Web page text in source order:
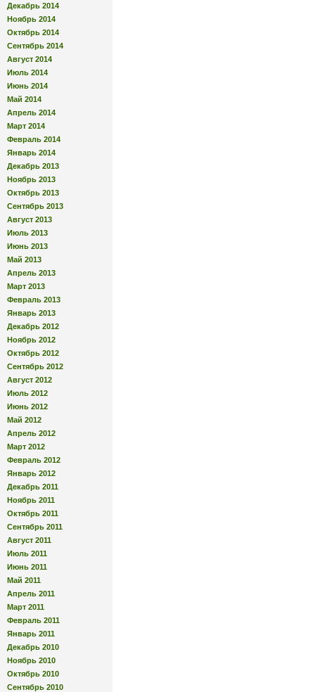
Декабрь 2014
Ноябрь 2014
Октябрь 2014
Сентябрь 2014
Август 2014
Июль 2014
Июнь 2014
Май 2014
Апрель 2014
Март 2014
Февраль 2014
Январь 2014
Декабрь 2013
Ноябрь 2013
Октябрь 2013
Сентябрь 2013
Август 2013
Июль 2013
Июнь 2013
Май 2013
Апрель 2013
Март 2013
Февраль 2013
Январь 2013
Декабрь 2012
Ноябрь 2012
Октябрь 2012
Сентябрь 2012
Август 2012
Июль 2012
Июнь 2012
Май 2012
Апрель 2012
Март 2012
Февраль 2012
Январь 2012
Декабрь 2011
Ноябрь 2011
Октябрь 2011
Сентябрь 2011
Август 2011
Июль 2011
Июнь 2011
Май 2011
Апрель 2011
Март 2011
Февраль 2011
Январь 2011
Декабрь 2010
Ноябрь 2010
Октябрь 2010
Сентябрь 2010